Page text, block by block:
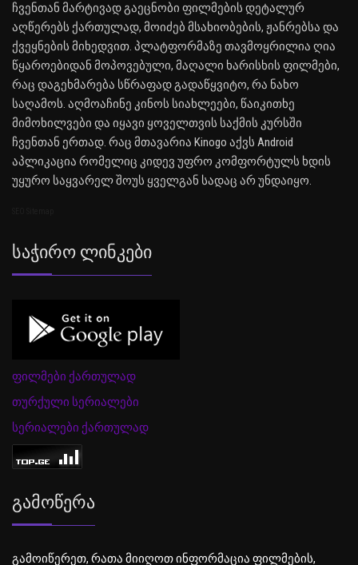
ჩვენთან მარტივად გაეცნობი ფილმების დეტალურ
აღწერებს ქართულად, მოიძებ მსახიობების, ჟანრებსა და
ქვეყნების მიხედვით. პლატფორმაზე თავმოყრილია ღია
წყაროებიდან მოპოვებული, მაღალი ხარისხის ფილმები,
რაც დაგეხმარება სწრაფად გადაწყვიტო, რა ნახო
საღამოს. აღმოაჩინე კინოს სიახლეები, წაიკითხე
მიმოხილვები და იყავი ყოველთვის საქმის კურსში
ჩვენთან ერთად. რაც მთავარია Kinogo აქვს Android
აპლიკაცია რომელიც კიდევ უფრო კომფორტულს ხდის
უყურო საყვარელ შოუს ყველგან სადაც არ უნდაიყო.
Საჭირო Ლინკები
ფილმები ქართულად
თურქული სერიალები
სერიალები ქართულად
Გამოწერა
გამოიწერეთ, რათა მიიღოთ ინფორმაცია ფილმების,